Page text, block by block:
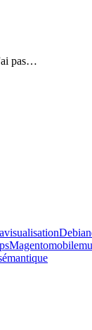
pas…
Debian
Magentomobile